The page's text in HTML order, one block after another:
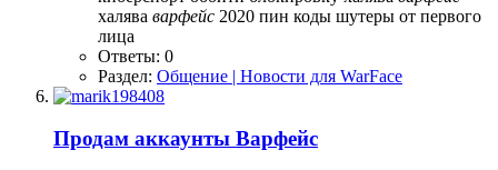
халява варфейс 2020 пин коды шутеры от первого
лица
Ответы: 0
Раздел: Общение | Новости для WarFace
Продам аккаунты Варфейс